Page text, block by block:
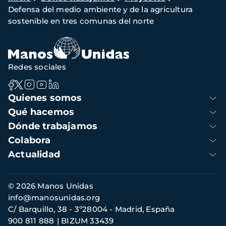
de
navegación
Defensa del medio ambiente y de la agricultura
sostenible en tres comunas del norte
Navegación
principal
Quienes somos
Qué hacemos
Dónde trabajamos
Colabora
Actualidad
Redes sociales
Información
de
contacto
© 2026 Manos Unidas
C/ Barquillo, 38 - 3º28004 - Madrid, España
900 811 888
BIZUM 33439
info@manosunidas.org